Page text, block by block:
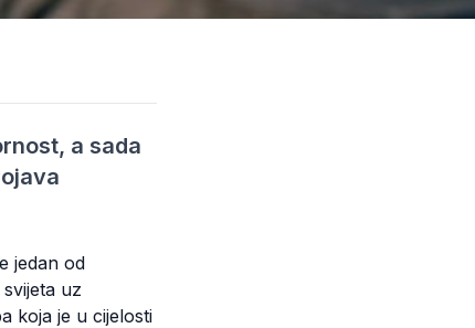
a sada
jedan od
uz
koja je u cijelosti